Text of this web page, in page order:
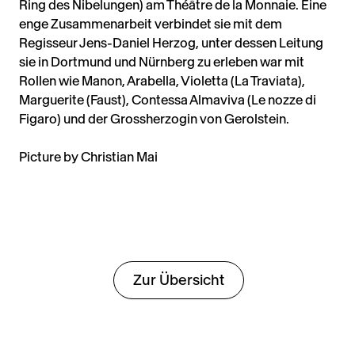
Ring des Nibelungen) am Théâtre de la Monnaie. Eine
enge Zusammenarbeit verbindet sie mit dem
Regisseur Jens-Daniel Herzog, unter dessen Leitung
sie in Dortmund und Nürnberg zu erleben war mit
Rollen wie Manon, Arabella, Violetta (La Traviata),
Marguerite (Faust), Contessa Almaviva (Le nozze di
Figaro) und der Grossherzogin von Gerolstein.
Picture by Christian Mai
Zur Übersicht